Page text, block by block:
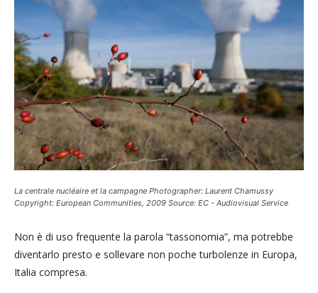
La centrale nucléaire et la campagne Photographer: Laurent Chamussy
Copyright: European Communities, 2009 Source: EC - Audiovisual Service
Non è di uso frequente la parola “tassonomia”, ma potrebbe
diventarlo presto e sollevare non poche turbolenze in Europa,
Italia compresa.